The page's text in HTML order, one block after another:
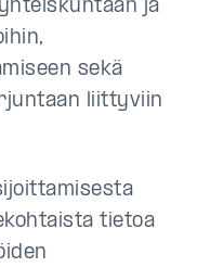
ja
sekä
liittyviin
tietoa